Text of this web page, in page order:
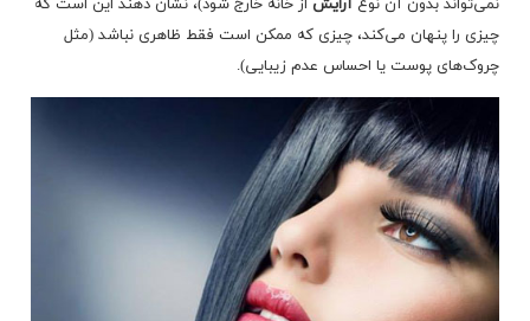
نمی‌تواند بدون آن نوعآرایش از خانه خارج شود)، نشان دهند این است که
چیزی را پنهان می‌کند، چیزی که ممکن است فقط ظاهری نباشد (مثل
چروک‌های پوست یا احساس عدم زیبایی).